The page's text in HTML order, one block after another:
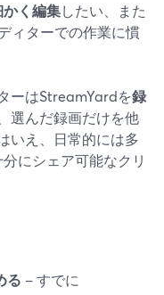
かく編集したい、また
ィターでの作業に慣
ーはStreamYardを録
選んだ録画だけを他
いえ、日常的には多
にシェア可能なクリ
る – すでに